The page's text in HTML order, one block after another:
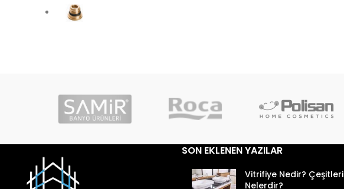
SON EKLENEN YAZILAR
Vitrifiye Nedir? Çeşitleri
Nelerdir?